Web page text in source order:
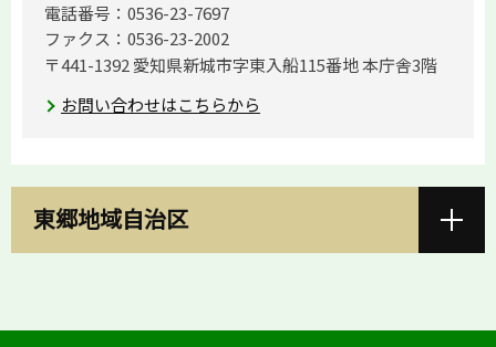
電話番号：0536-23-7697
ファクス：0536-23-2002
〒441-1392 愛知県新城市字東入船115番地 本庁舎3階
お問い合わせはこちらから
東郷地域自治区